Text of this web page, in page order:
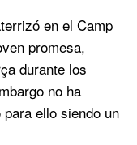
en el Camp
promesa,
durante los
no ha
ello siendo un